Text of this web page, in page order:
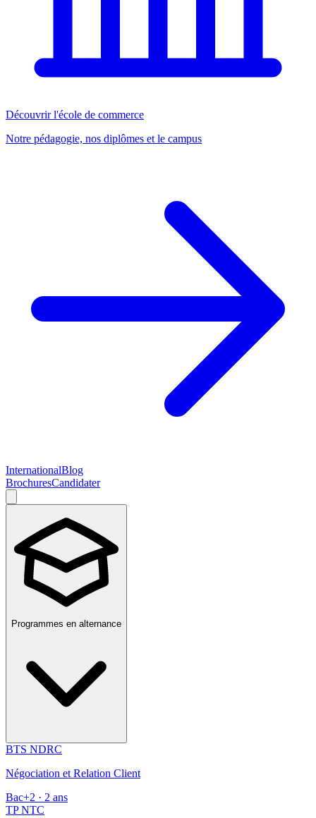
Découvrir l'école de commerce
Notre pédagogie, nos diplômes et le campus
InternationalBlog
BrochuresCandidater
Programmes en alternance
BTS NDRC
Négociation et Relation Client
Bac+2 · 2 ans
TP NTC